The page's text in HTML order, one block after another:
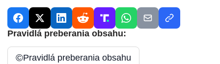
Pravidlá preberania obsahu:
©Pravidlá preberania obsahu